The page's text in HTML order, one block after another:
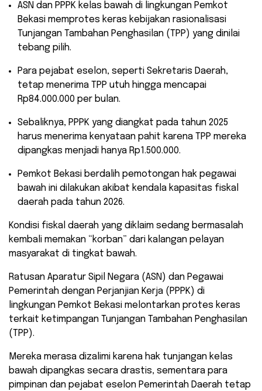
​ASN dan PPPK kelas bawah di lingkungan Pemkot
Bekasi memprotes keras kebijakan rasionalisasi
Tunjangan Tambahan Penghasilan (TPP) yang dinilai
tebang pilih.
​Para pejabat eselon, seperti Sekretaris Daerah,
tetap menerima TPP utuh hingga mencapai
Rp84.000.000 per bulan.
Sebaliknya, PPPK yang diangkat pada tahun 2025
harus menerima kenyataan pahit karena TPP mereka
dipangkas menjadi hanya Rp1.500.000.
Pemkot Bekasi berdalih pemotongan hak pegawai
bawah ini dilakukan akibat kendala kapasitas fiskal
daerah pada tahun 2026.
​Kondisi fiskal daerah yang diklaim sedang bermasalah
kembali memakan “korban” dari kalangan pelayan
masyarakat di tingkat bawah.
Ratusan Aparatur Sipil Negara (ASN) dan Pegawai
Pemerintah dengan Perjanjian Kerja (PPPK) di
lingkungan Pemkot Bekasi melontarkan protes keras
terkait ketimpangan Tunjangan Tambahan Penghasilan
(TPP).
Mereka merasa dizalimi karena hak tunjangan kelas
bawah dipangkas secara drastis, sementara para
pimpinan dan pejabat eselon Pemerintah Daerah tetap